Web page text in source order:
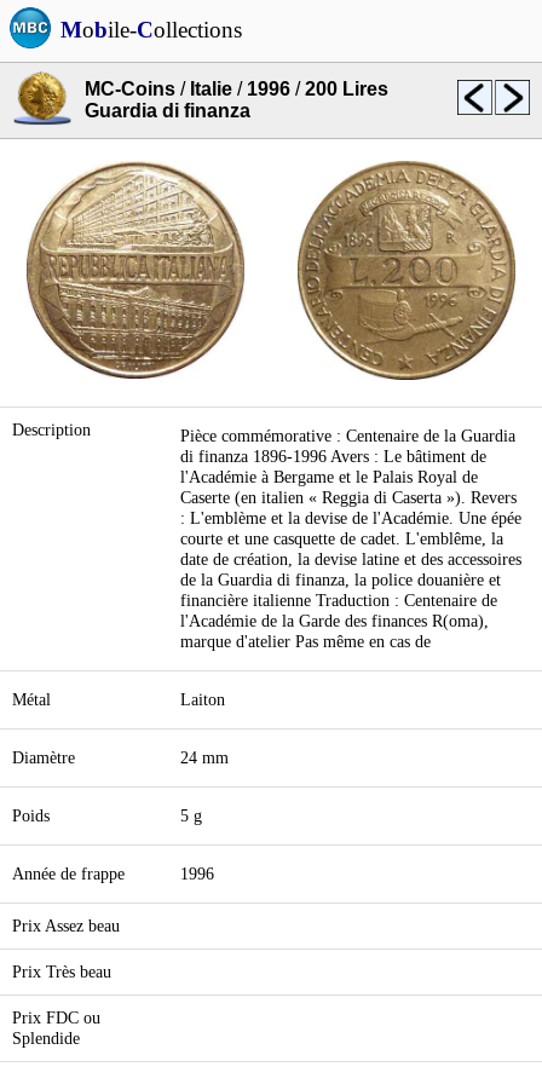
Mobile-Collections
MC-Coins / Italie / 1996 /200 Lires
Guardia di finanza
Description
Pièce commémorative : Centenaire de la Guardia
di finanza 1896-1996 Avers : Le bâtiment de
l'Académie à Bergame et le Palais Royal de
Caserte (en italien « Reggia di Caserta »). Revers
: L'emblème et la devise de l'Académie. Une épée
courte et une casquette de cadet. L'emblême, la
date de création, la devise latine et des accessoires
de la Guardia di finanza, la police douanière et
financière italienne Traduction : Centenaire de
l'Académie de la Garde des finances R(oma),
marque d'atelier Pas même en cas de
Métal Laiton
Diamètre 24 mm
Poids 5 g
Année de frappe 1996
Prix Assez beau
Prix Très beau
Prix FDC ou
Splendide